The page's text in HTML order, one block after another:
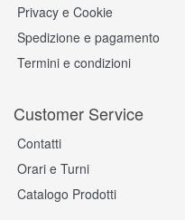
Privacy e Cookie
Spedizione e pagamento
Termini e condizioni
Customer Service
Contatti
Orari e Turni
Catalogo Prodotti